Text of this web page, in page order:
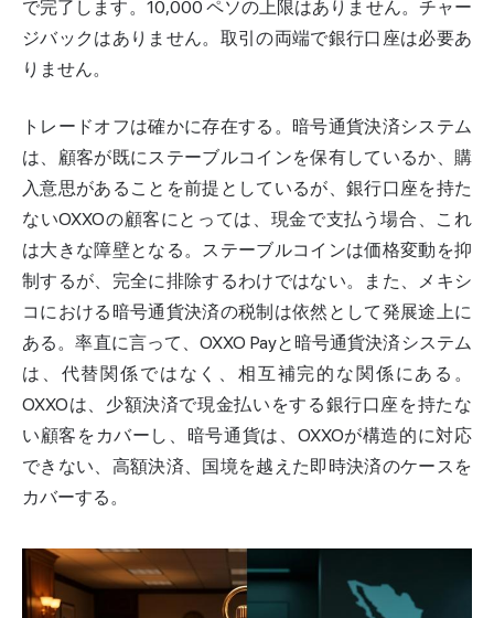
で完了します。10,000 ペソの上限はありません。チャー
ジバックはありません。取引の両端で銀行口座は必要あ
りません。
トレードオフは確かに存在する。暗号通貨決済システム
は、顧客が既にステーブルコインを保有しているか、購
入意思があることを前提としているが、銀行口座を持た
ないOXXOの顧客にとっては、現金で支払う場合、これ
は大きな障壁となる。ステーブルコインは価格変動を抑
制するが、完全に排除するわけではない。また、メキシ
コにおける暗号通貨決済の税制は依然として発展途上に
ある。率直に言って、OXXO Payと暗号通貨決済システム
は、代替関係ではなく、相互補完的な関係にある。
OXXOは、少額決済で現金払いをする銀行口座を持たな
い顧客をカバーし、暗号通貨は、OXXOが構造的に対応
できない、高額決済、国境を越えた即時決済のケースを
カバーする。